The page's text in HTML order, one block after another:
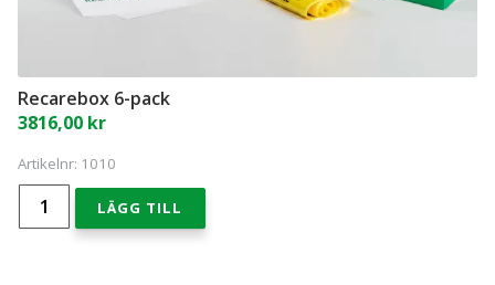
Recarebox 6-pack
3816,00 kr
Artikelnr: 1010
Recarebox
pack
LÄGG TILL